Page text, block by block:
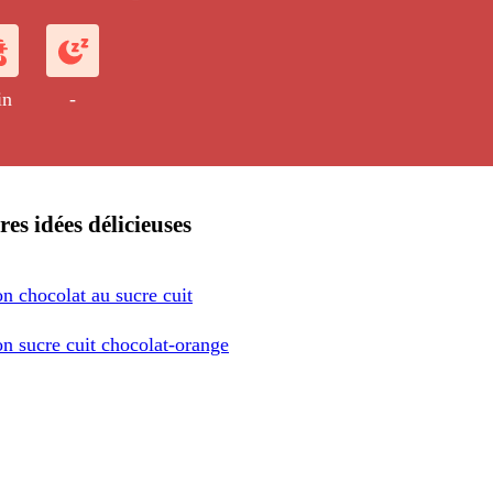
-
idées délicieuses
chocolat au sucre cuit
sucre cuit chocolat-orange